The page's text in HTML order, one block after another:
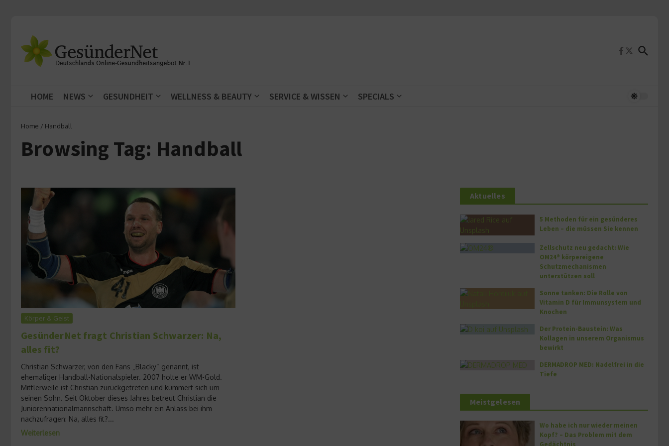
HOME NEWS GESUNDHEIT WELLNESS & BEAUTY SERVICE & WISSEN SPECIALS
Home / Handball
Browsing Tag: Handball
Körper & Geist
GesünderNet fragt Christian Schwarzer: Na,
alles fit?
Christian Schwarzer, von den Fans „Blacky“ genannt, ist
ehemaliger Handball-Nationalspieler. 2007 holte er WM-Gold.
Mittlerweile ist Christian zurückgetreten und kümmert sich um
seinen Sohn. Seit Oktober dieses Jahres betreut Christian die
Juniorennationalmannschaft. Umso mehr ein Anlass bei ihm
nachzufragen: Na, alles fit?...
Weiterlesen
Aktuelles
5 Methoden für ein gesünderes
Leben – die müssen Sie kennen
Zellschutz neu gedacht: Wie
OM24® körpereigene
Schutzmechanismen
unterstützen soll
Sonne tanken: Die Rolle von
Vitamin D für Immunsystem und
Knochen
Der Protein-Baustein: Was
Kollagen in unserem Organismus
bewirkt
DERMADROP MED: Nadelfrei in die
Tiefe
Meistgelesen
Wo habe ich nur wieder meinen
Kopf? – Das Problem mit dem
Gedächtnis